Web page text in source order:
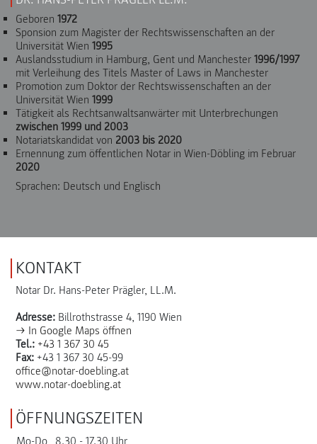
Geboren 1972
Sponsion zum Magister der Rechtswissenschaften an der
Universität Wien 1995
Auslandsstudium in Hamburg, Gent und Manchester 1996/1997
mit Verleihung des Titels Master of Laws in Manchester
Promotion zum Doktor der Rechtswissenschaften an der
Universität Wien 1999
Tätigkeit als Rechtsanwaltsanwärter mit Unterbrechungen
zwischen 1999 und 2003
Notariatskandidat von 2003 bis 2020
Ernennung zum öffentlichen Notar in Wien-Döbling im Februar
2020
Sprachen: Deutsch und Englisch
KONTAKT
Notar Dr. Hans-Peter Prägler, LL.M.
Adresse: Billrothstrasse 4, 1190 Wien
→ In Google Maps öffnen
Tel.: +43 1 367 30 45
Fax: +43 1 367 30 45-99
office@notar-doebling.at
www.notar-doebling.at
ÖFFNUNGSZEITEN
Mo-Do 8.30 - 17.30 Uhr